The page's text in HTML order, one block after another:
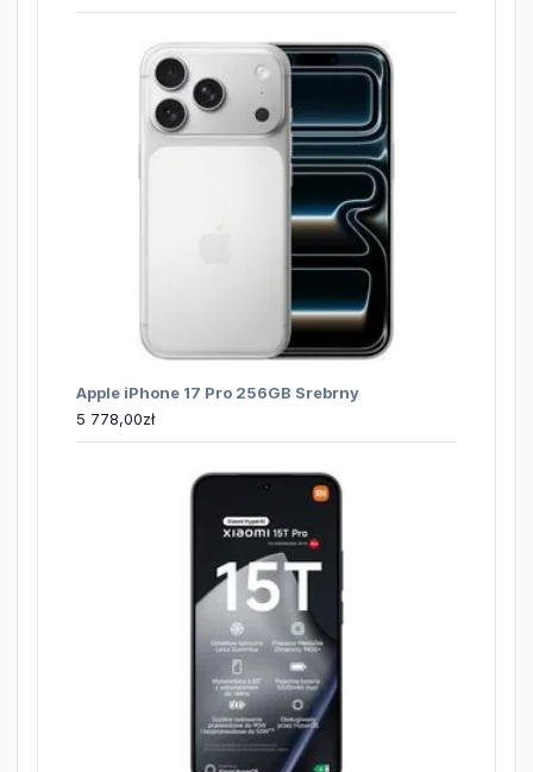
Apple iPhone 17 Pro 256GB Srebrny
5 778,00zł